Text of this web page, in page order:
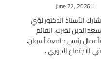
June 22, 2026
شارك الأستاذ الدكتور لؤي
سعد الدين نصرت، القائم
بأعمال رئيس جامعة أسوان،
في الاجتماع الدوري...